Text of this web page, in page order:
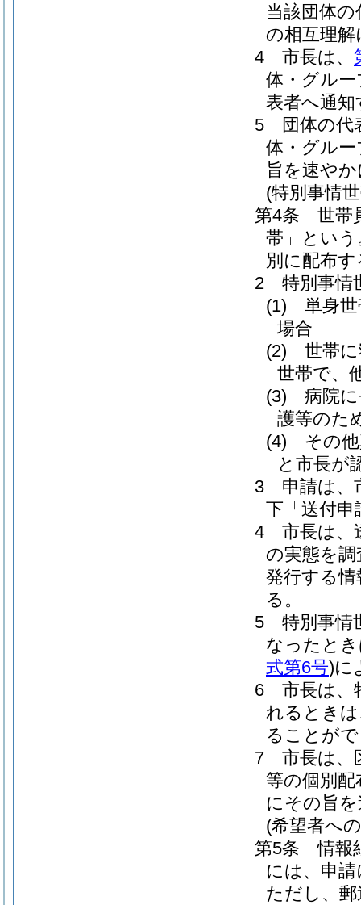
当該団体
の相互理
4
市長は、
体・グルー
表者へ通知
5
団体の
体・グルー
旨を速や
(特別事情
第4条
世帯
帯」という
別に配布
2
特別事情
(1)
単身
場合
(2)
世帯
世帯で、
(3)
病院
護等のた
(4)
その
と市長が
3
申請は、
下「送付申
4
市長は、
の実態を
発行する情
る。
5
特別事情
なったと
式第6号)に
6
市長は、
れるとき
ることが
7
市長は、
等の個別
にその旨
(希望者へ
第5条
情報
には、申
ただし、